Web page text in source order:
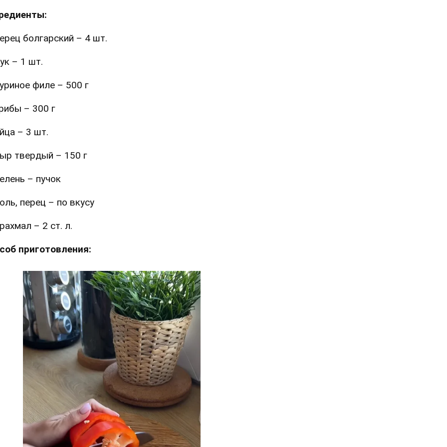
болгарский – 4 шт.
– 1 шт.
филе – 500 г
– 300 г
– 3 шт.
твердый – 150 г
– пучок
перец – по вкусу
– 2 ст. л.
приготовления: